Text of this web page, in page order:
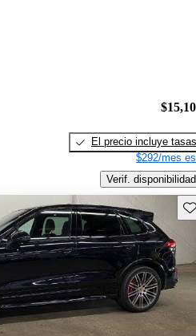
El precio incluye tasas
$292/mes
Verif. disponibilidad